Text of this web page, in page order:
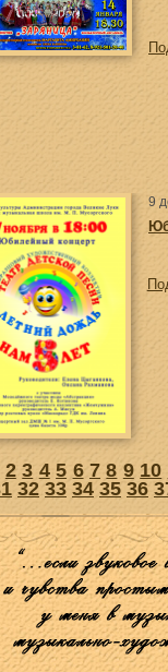
9
2 3 4 5 6 7 8 9 10
32 33 34 35 36